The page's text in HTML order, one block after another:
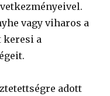
vagy viharos a
keresi a
adott